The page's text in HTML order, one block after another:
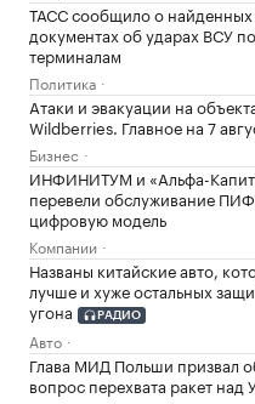
ТАСС сообщило о найденных
документах об ударах ВСУ по
терминалам
Политика
Атаки и эвакуации на
Wildberries. Главное на 7
Бизнес
ИНФИНИТУМ и «Альфа-
перевели обслуживание
цифровую модель
Компании
Названы китайские авто,
лучше и хуже остальных
угона
РАДИО
Авто
Глава МИД Польши призвал
вопрос перехвата ракет над